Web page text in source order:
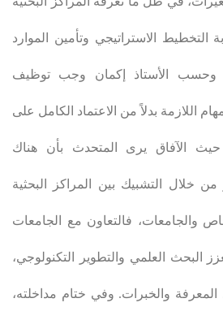
الاستراتيجي وتأمين الموارد
وحسب الأستاذ إكمان وجب توظيف
اللازمة بدلاً من الاعتماد الكامل على
الآفاق يرى المتحدث بأن هناك
من خلال التشبيك بين المراكز البحثية
والجامعات، فالتعاون مع الجامعات
البحث العلمي والتطوير التكنولوجي،
المعرفة والخبرات. وفي ختام مداخلته،